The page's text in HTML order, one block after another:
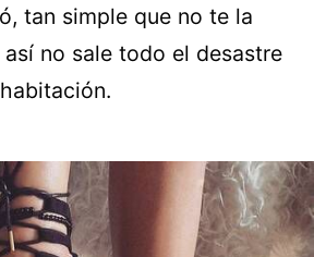
tan simple que no te la
así no sale todo el desastre